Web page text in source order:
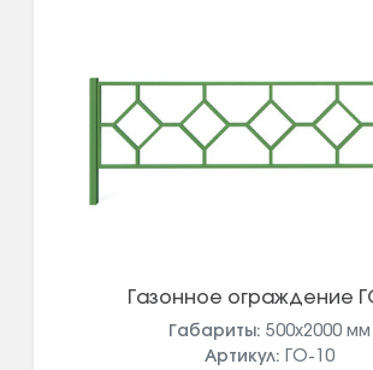
Газонное ограждение
Габариты: 500x2000 мм
Артикул: ГО-10